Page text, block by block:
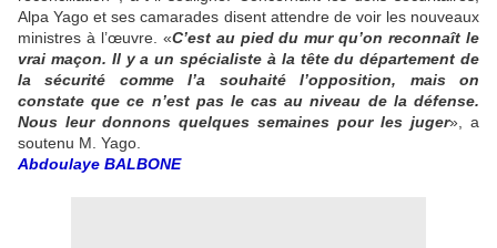
Alpa Yago et ses camarades disent attendre de voir les nouveaux
ministres à l’œuvre. «C’est au pied du mur qu’on reconnaît le
vrai maçon. Il y a un spécialiste à la tête du département de
la sécurité comme l’a souhaité l’opposition, mais on
constate que ce n’est pas le cas au niveau de la défense.
Nous leur donnons quelques semaines pour les juger», a
soutenu M. Yago.
Abdoulaye BALBONE